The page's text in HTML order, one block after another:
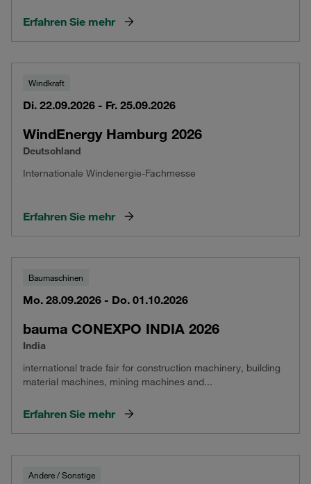
Erfahren Sie mehr
Windkraft
Di. 22.09.2026 - Fr. 25.09.2026
WindEnergy Hamburg 2026
Deutschland
Internationale Windenergie-Fachmesse
Erfahren Sie mehr
Baumaschinen
Mo. 28.09.2026 - Do. 01.10.2026
bauma CONEXPO INDIA 2026
India
international trade fair for construction machinery, building
material machines, mining machines and...
Erfahren Sie mehr
Andere / Sonstige